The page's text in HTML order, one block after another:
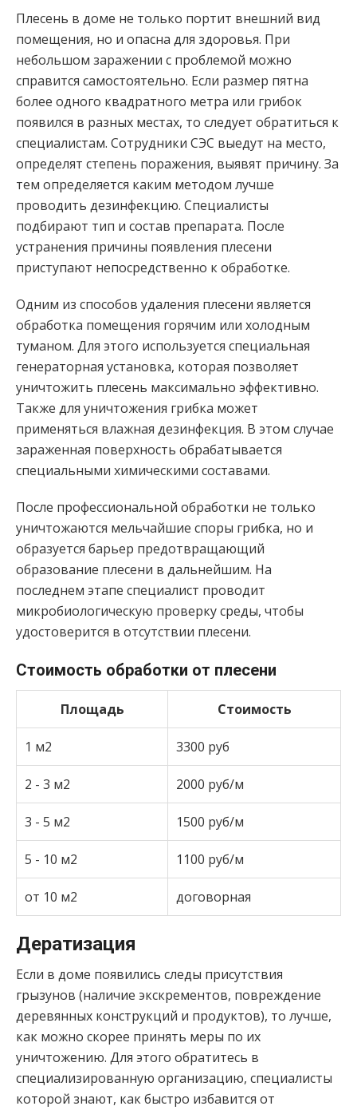
Плесень в доме не только портит внешний вид
помещения, но и опасна для здоровья. При
небольшом заражении с проблемой можно
справится самостоятельно. Если размер пятна
более одного квадратного метра или грибок
появился в разных местах, то следует обратиться к
специалистам. Сотрудники СЭС выедут на место,
определят степень поражения, выявят причину. За
тем определяется каким методом лучше
проводить дезинфекцию. Специалисты
подбирают тип и состав препарата. После
устранения причины появления плесени
приступают непосредственно к обработке.
Одним из способов удаления плесени является
обработка помещения горячим или холодным
туманом. Для этого используется специальная
генераторная установка, которая позволяет
уничтожить плесень максимально эффективно.
Также для уничтожения грибка может
применяться влажная дезинфекция. В этом случае
зараженная поверхность обрабатывается
специальными химическими составами.
После профессиональной обработки не только
уничтожаются мельчайшие споры грибка, но и
образуется барьер предотвращающий
образование плесени в дальнейшим. На
последнем этапе специалист проводит
микробиологическую проверку среды, чтобы
удостоверится в отсутствии плесени.
Стоимость обработки от плесени
Площадь Стоимость
1 м2 3300 руб
2 - 3 м2 2000 руб/м
3 - 5 м2 1500 руб/м
5 - 10 м2 1100 руб/м
от 10 м2 договорная
Дератизация
Если в доме появились следы присутствия
грызунов (наличие экскрементов, повреждение
деревянных конструкций и продуктов), то лучше,
как можно скорее принять меры по их
уничтожению. Для этого обратитесь в
специализированную организацию, специалисты
которой знают, как быстро избавится от